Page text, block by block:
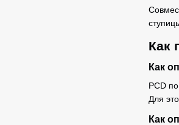
Как
Как
PCD
Для
Как